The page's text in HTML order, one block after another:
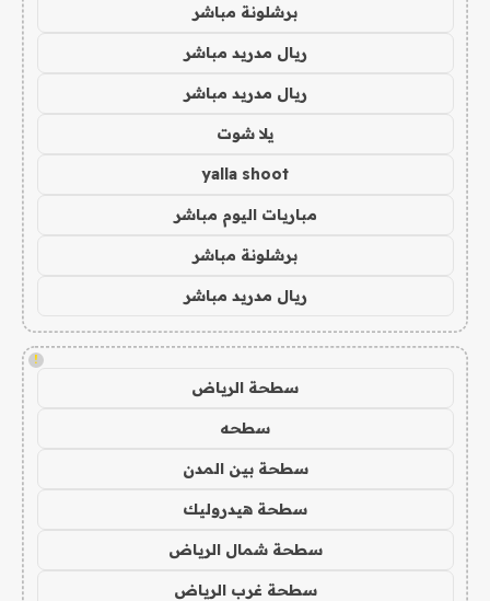
برشلونة مباشر
ريال مدريد مباشر
ريال مدريد مباشر
يلا شوت
yalla shoot
مباريات اليوم مباشر
برشلونة مباشر
ريال مدريد مباشر
!
سطحة الرياض
سطحه
سطحة بين المدن
سطحة هيدروليك
سطحة شمال الرياض
سطحة غرب الرياض